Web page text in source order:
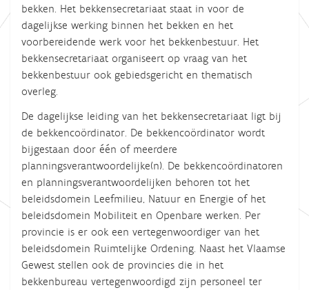
bekken. Het bekkensecretariaat staat in voor de
dagelijkse werking binnen het bekken en het
voorbereidende werk voor het bekkenbestuur. Het
bekkensecretariaat organiseert op vraag van het
bekkenbestuur ook gebiedsgericht en thematisch
overleg.
De dagelijkse leiding van het bekkensecretariaat ligt bij
de bekkencoördinator. De bekkencoördinator wordt
bijgestaan door één of meerdere
planningsverantwoordelijke(n). De bekkencoördinatoren
en planningsverantwoordelijken behoren tot het
beleidsdomein Leefmilieu, Natuur en Energie of het
beleidsdomein Mobiliteit en Openbare werken. Per
provincie is er ook een vertegenwoordiger van het
beleidsdomein Ruimtelijke Ordening. Naast het Vlaamse
Gewest stellen ook de provincies die in het
bekkenbureau vertegenwoordigd zijn personeel ter